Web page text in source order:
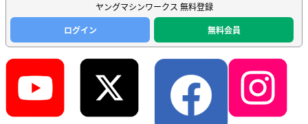
ヤングマシンワークス 無料登録
ログイン
無料会員